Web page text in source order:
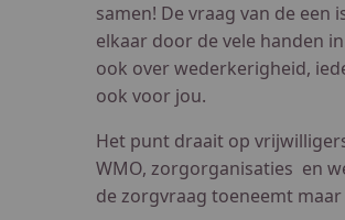
samen! De vraag van de
elkaar door de vele handen
ook over wederkerigheid,
ook voor jou.
Het punt draait op
WMO, zorgorganisaties en
de zorgvraag toeneemt